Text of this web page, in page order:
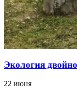
Экология
22 июня